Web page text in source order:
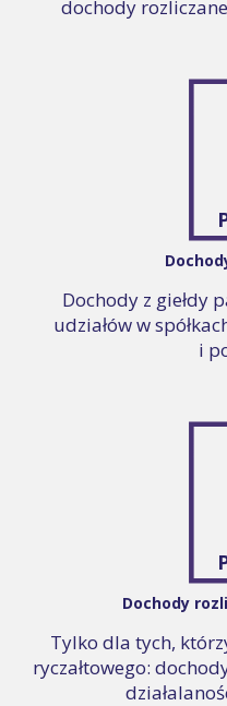
dochody
Dochody z giełdy
udziałów w
i
Dochody
Tylko dla tych,
ryczałtowego: